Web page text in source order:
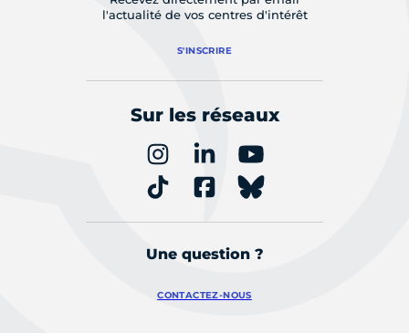
l'actualité de vos centres d'intérêt
S'INSCRIRE
Sur les réseaux
Une question ?
CONTACTEZ-NOUS